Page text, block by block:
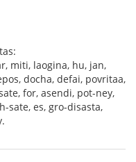
miti, laogina, hu, jan,
docha, defai, povritaa,
for, asendi, pot-ney,
sate, es, gro-disasta,